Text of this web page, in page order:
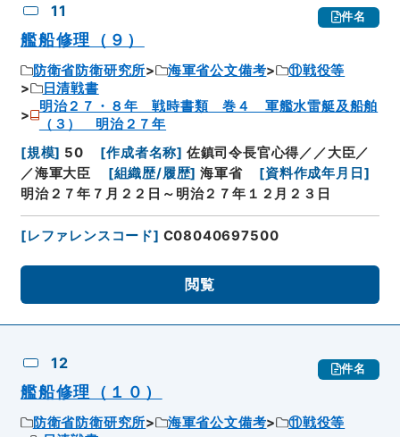
11 件名
艦船修理（９）
防衛省防衛研究所 海軍省公文備考
⑪戦役等
日清戦書
明治２７・８年 戦時書類 巻４ 軍艦水雷艇及船舶
（３） 明治２７年
[規模] 50 [作成者名称] 佐鎮司令長官心得／／大臣／
／海軍大臣
[組織歴/履歴] 海軍省 [資料作成年月日 ]
明治２７年７月２２日～明治２７年１２月２３日
[レファレンスコード] C08040697500
閲覧
12 件名
艦船修理（１０）
防衛省防衛研究所 海軍省公文備考
⑪戦役等